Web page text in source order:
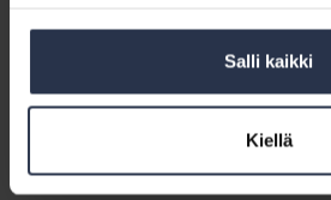
Salli kaikki
Kiellä
Sulje parvekkeen ovi ja pienetkin
Irrota sähkölaitteet pistokkeista.
Varmista, että pesukoneiden hanat ovat